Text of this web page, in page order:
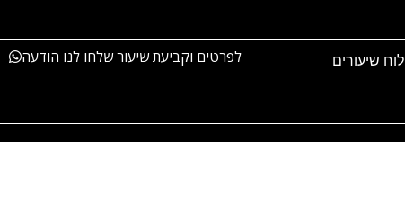
לוח שיעורים לפרטים וקביעת שיעור שלחו לנו הודעה